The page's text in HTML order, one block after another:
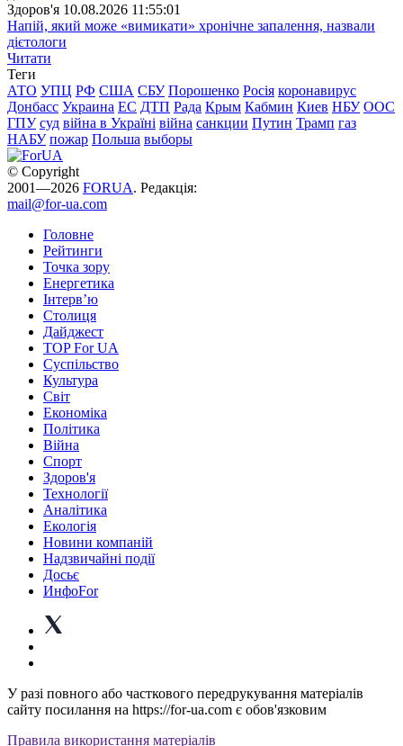
Здоров'я 10.08.2026 11:55:01
Напій, який може «вимикати» хронічне запалення, назвали
дієтологи
Читати
Теги
АТО УПЦ РФ США СБУ Порошенко Росія коронавирус
Донбасс Украина ЕС ДТП Рада Крым Кабмин Киев НБУ ООС
ГПУ суд війна в Україні війна санкции Путин Трамп газ
НАБУ пожар Польша выборы
© Copyright
2001—2026 FORUA. Редакція:
mail@for-ua.com
Головне
Рейтинги
Точка зору
Енергетика
Інтерв’ю
Столиця
Дайджест
TOP For UA
Суспiльство
Культура
Світ
Економіка
Політика
Війна
Спорт
Здоров'я
Технології
Аналітика
Екологія
Новини компаній
Надзвичайні події
Досьє
ИнфоFor
У разі повного або часткового передрукування матеріалів
сайту посилання на https://for-ua.com є обов'язковим
Правила використання матеріалів